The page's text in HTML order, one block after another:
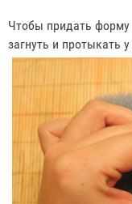
Чтобы придать
загнуть и протыкать